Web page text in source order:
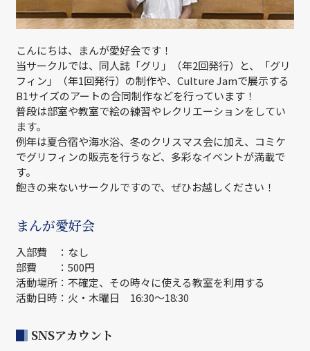
こんにちは、まんが愛好会です！
当サークルでは、同人誌「グリ」（年2回発行）と、「グリ
フィン」（年1回発行）の制作や、Culture Jamで展示する
B1サイズのアートの合同制作などを行っています！
普段は部室や教室で絵の練習やレクリエーションをしてい
ます。
例年は夏合宿や海水浴、冬のクリスマス会に加え、コミケ
でグリフィンの販売を行うなど、多彩なイベントが満載で
す。
飽きの来ないサークルですので、ぜひお越しください！
まんが愛好会
入部費 ：なし
部費 ：500円
活動場所：不確定、その時々に使える教室を利用する
活動日時：火・木曜日 16:30～18:30
SNSアカウント